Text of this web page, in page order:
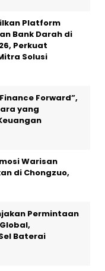
Platform
Bank Darah di
Perkuat
Solusi
Forward”,
yang
Warisan
di Chongzuo,
Permintaan
Baterai